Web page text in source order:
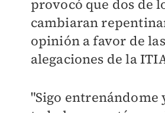
provocó que dos de
cambiaran
opinión a favor de las
alegaciones de la
"Sigo entrenándome